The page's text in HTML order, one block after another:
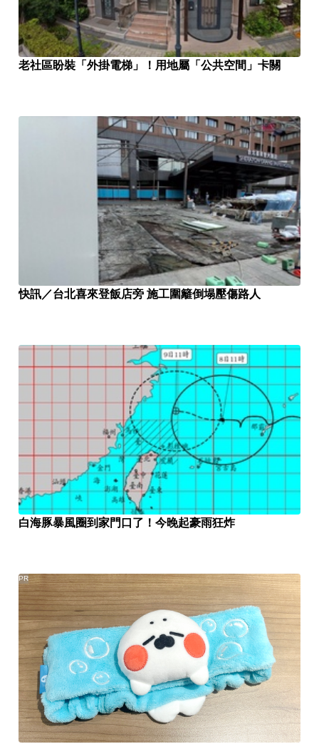
老社區盼裝「外掛電梯」！用地屬「公共空間」卡關
快訊／台北喜來登飯店旁 施工圍籬倒塌壓傷路人
白海豚暴風圈到家門口了！今晚起豪雨狂炸
PR